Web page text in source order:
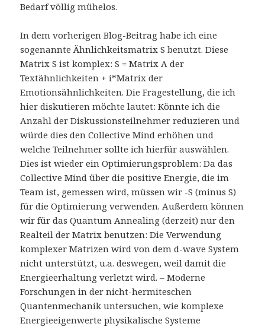
Bedarf völlig mühelos.
In dem vorherigen Blog-Beitrag habe ich eine
sogenannte Ähnlichkeitsmatrix S benutzt. Diese
Matrix S ist komplex: S = Matrix A der
Textähnlichkeiten + i*Matrix der
Emotionsähnlichkeiten. Die Fragestellung, die ich
hier diskutieren möchte lautet: Könnte ich die
Anzahl der Diskussionsteilnehmer reduzieren und
würde dies den Collective Mind erhöhen und
welche Teilnehmer sollte ich hierfür auswählen.
Dies ist wieder ein Optimierungsproblem: Da das
Collective Mind über die positive Energie, die im
Team ist, gemessen wird, müssen wir -S (minus S)
für die Optimierung verwenden. Außerdem können
wir für das Quantum Annealing (derzeit) nur den
Realteil der Matrix benutzen: Die Verwendung
komplexer Matrizen wird von dem d-wave System
nicht unterstützt, u.a. deswegen, weil damit die
Energieerhaltung verletzt wird. – Moderne
Forschungen in der nicht-hermiteschen
Quantenmechanik untersuchen, wie komplexe
Energieeigenwerte physikalische Systeme